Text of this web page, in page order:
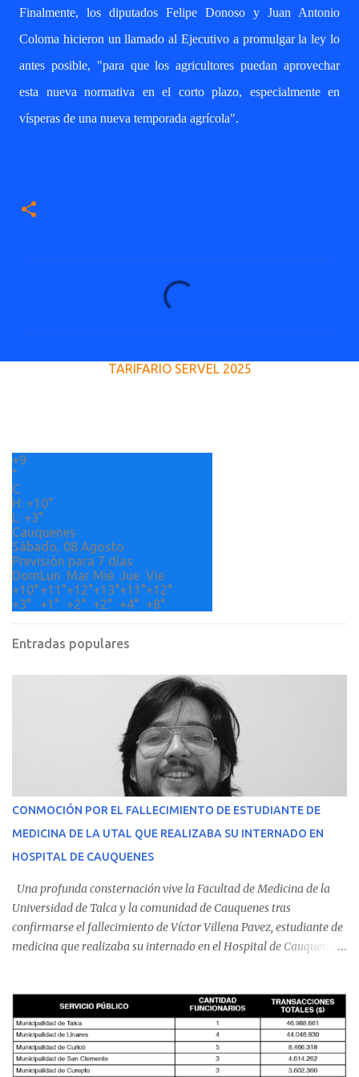
Finalmente, los diputados Felipe Donoso y Juan Antonio
Coloma hicieron un llamado al Ejecutivo a promulgar la ley lo
antes posible, "para que los agricultores puedan aprovechar
esta nueva normativa en el corto plazo, especialmente en
vísperas de una nueva temporada agrícola".
s
TARIFARIO SERVEL 2025
+9
°
C
H: +10°
L: +3°
Cauquenes
Sábado, 08 Agosto
Previsión para 7 días
DomLun Mar Mié Jue Vie
+10°+11°+12°+13°+11°+12°
+3° +1° +2° +2° +4° +8°
Entradas populares
CONMOCIÓN POR EL FALLECIMIENTO DE ESTUDIANTE DE
MEDICINA DE LA UTAL QUE REALIZABA SU INTERNADO EN
HOSPITAL DE CAUQUENES
Una profunda consternación vive la Facultad de Medicina de la
Universidad de Talca y la comunidad de Cauquenes tras
confirmarse el fallecimiento de Víctor Villena Pavez, estudiante de
medicina que realizaba su internado en el Hospital de Cauquenes.
malestares físicos. Dada la complejidad de su estado de salud, el
equipo médico determinó su traslado de urgencia al Hospital
Regional de Talca y dado la urgencia la ambulancia partió hacia
Talca con escolta de Carabineros. En medio del traslado, el